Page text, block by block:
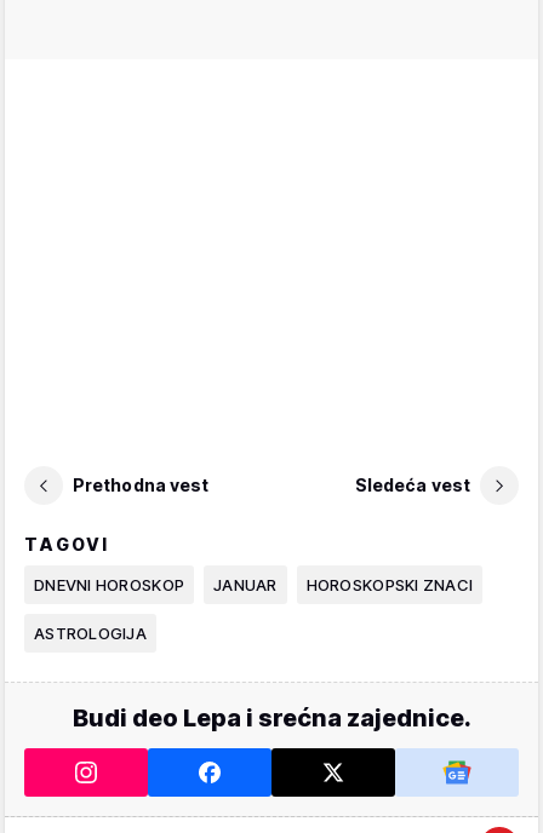
Prethodna vest Sledeća vest
TAGOVI
DNEVNI HOROSKOP JANUAR HOROSKOPSKI ZNACI
ASTROLOGIJA
Budi deo Lepa i srećna zajednice.